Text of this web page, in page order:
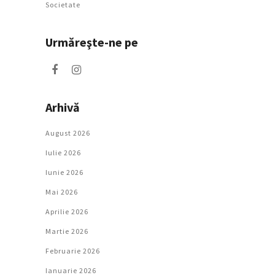
Societate
Urmăreşte-ne pe
Arhivă
August 2026
Iulie 2026
Iunie 2026
Mai 2026
Aprilie 2026
Martie 2026
Februarie 2026
Ianuarie 2026